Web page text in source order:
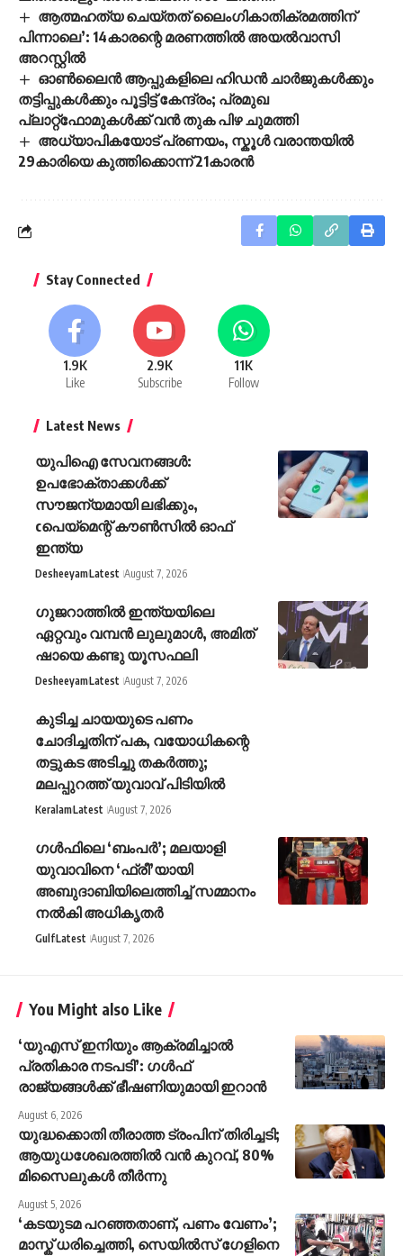
ആത്മഹത്യ ചെയ്തത് ലൈംഗികാതിക്രമത്തിന്
പിന്നാലെ’: 14കാരന്റെ മരണത്തിൽ അയൽവാസി
അറസ്റ്റിൽ
ഓൺലൈൻ ആപ്പുകളിലെ ഹിഡൻ ചാർജുകൾക്കും
തട്ടിപ്പുകൾക്കും പൂട്ടിട്ട് കേന്ദ്രം; പ്രമുഖ
പ്ലാറ്റ്‌ഫോമുകൾക്ക് വൻ തുക പിഴ ചുമത്തി
അധ്യാപികയോട് പ്രണയം, സ്കൂൾ വരാന്തയിൽ
29കാരിയെ കുത്തിക്കൊന്ന് 21കാരൻ
Stay Connected
1.9K
Like
2.9K
Subscribe
11K
Follow
Latest News
യുപിഐ സേവനങ്ങൾ:
ഉപഭോക്താക്കൾക്ക്
സൗജന്യമായി ലഭിക്കും,
cപെയ്മെന്റ് കൗൺസിൽ ഓഫ്
ഇന്ത്യ
DesheeyamLatest August 7, 2026
ഗുജറാത്തിൽ ഇന്ത്യയിലെ
ഏറ്റവും വമ്പൻ ലുലുമാൾ, അമിത്
ഷായെ കണ്ടു യൂസഫലി
DesheeyamLatest August 7, 2026
കുടിച്ച ചായയുടെ പണം
ചോദിച്ചതിന് പക, വയോധികന്റെ
തട്ടുകട അടിച്ചു തകർത്തു;
മലപ്പുറത്ത് യുവാവ് പിടിയിൽ
KeralamLatest August 7, 2026
ഗൾഫിലെ ‘ബംപർ’; മലയാളി
യുവാവിനെ ‘ഫ്രീ’യായി
അബുദാബിയിലെത്തിച്ച് സമ്മാനം
നൽകി അധികൃതർ
GulfLatest August 7, 2026
You Might also Like
‘യുഎസ് ഇനിയും ആക്രമിച്ചാൽ
പ്രതികാര നടപടി’: ഗൾഫ്
രാജ്യങ്ങൾക്ക് ഭീഷണിയുമായി ഇറാൻ
August 6, 2026
യുദ്ധക്കൊതി തീരാത്ത ട്രംപിന് തിരിച്ചടി;
ആയുധശേഖരത്തിൽ വൻ കുറവ്, 80%
മിസൈലുകൾ തീർന്നു
August 5, 2026
‘കടയുടമ പറഞ്ഞതാണ്, പണം വേണം’;
മാസ്ക് ധരിച്ചെത്തി, സെയിൽസ് ഗേളിനെ